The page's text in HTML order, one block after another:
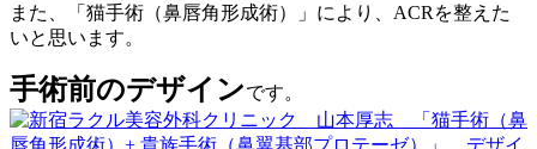
また、「猫手術（鼻唇角形成術）」により、ACRを整えた
いと思います。
手術前のデザインです。